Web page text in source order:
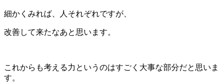
細かくみれば、人それぞれですが、
改善して来たなあと思います。
これからも考える力というのはすごく大事な部分だと思いま
す。